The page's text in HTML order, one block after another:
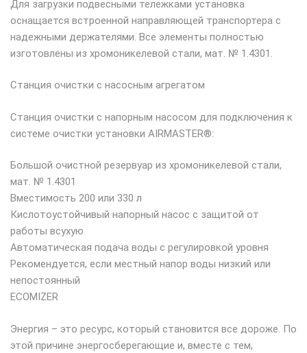
Для загрузки подвесными тележками установка
оснащается встроенной направляющей транспортера с
надежными держателями. Все элементы полностью
изготовлены из хромоникелевой стали, мат. № 1.4301.
Станция очистки с насосным агрегатом
Станция очистки с напорным насосом для подключения к
системе очистки установки AIRMASTER®:
Большой очистной резервуар из хромоникелевой стали,
мат. № 1.4301
Вместимость 200 или 330 л
Кислотоустойчивый напорный насос с защитой от
работы всухую
Автоматическая подача воды с регулировкой уровня
Рекомендуется, если местный напор воды низкий или
непостоянный
ECOMIZER
Энергия – это ресурс, который становится все дороже. По
этой причине энергосберегающие и, вместе с тем,